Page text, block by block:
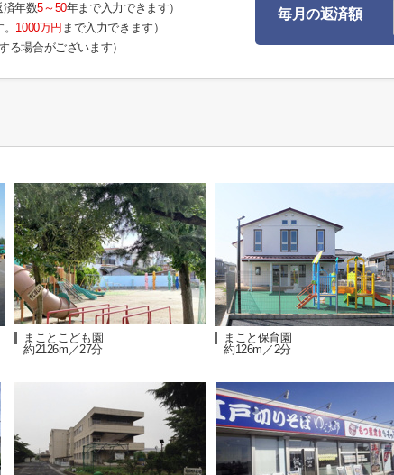
年数5～50年まで入力できます）
1000万円 まで入力できます）
る場合がございます）
毎月の返済額
まことこども園
約2126m／27分
まこと保育園
約126m／2分